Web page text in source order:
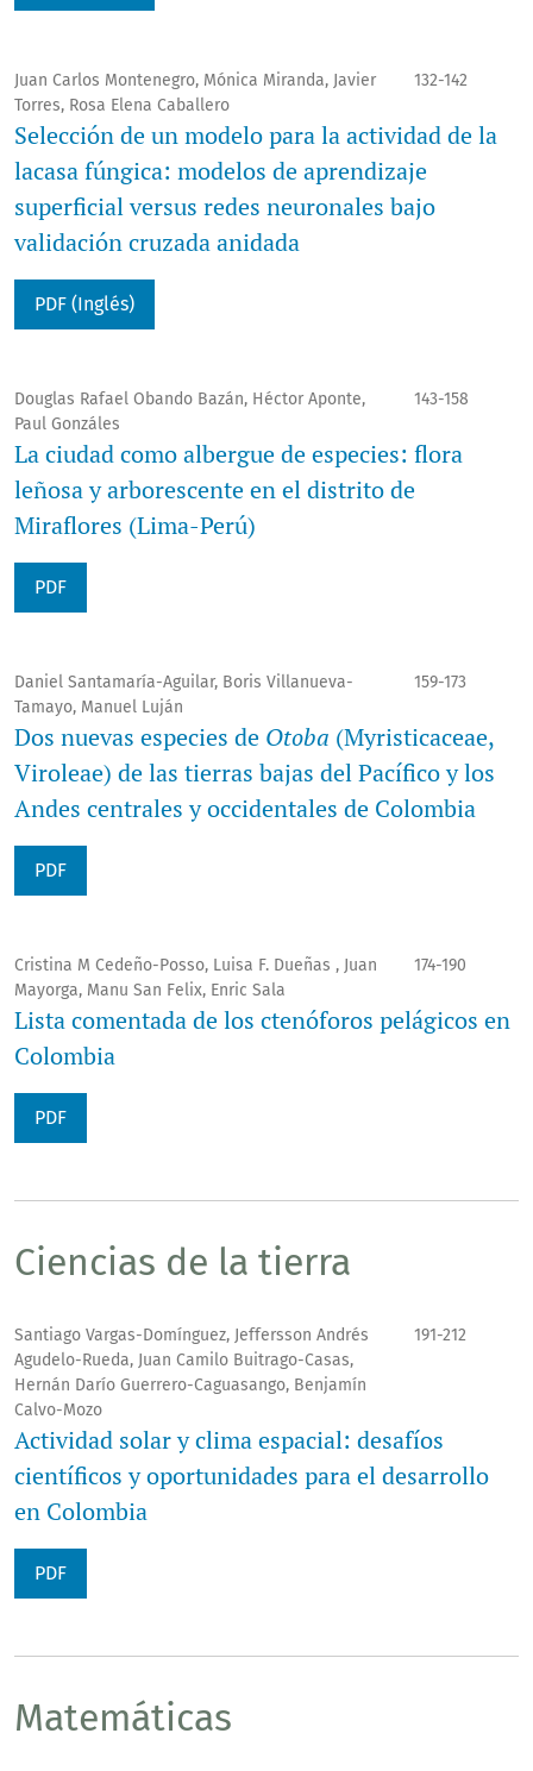
Juan Carlos Montenegro, Mónica Miranda, Javier
Torres, Rosa Elena Caballero
132-142
Selección de un modelo para la actividad de la
lacasa fúngica: modelos de aprendizaje
superficial versus redes neuronales bajo
validación cruzada anidada
PDF (Inglés)
Douglas Rafael Obando Bazán, Héctor Aponte,
Paul Gonzáles
143-158
La ciudad como albergue de especies: flora
leñosa y arborescente en el distrito de
Miraflores (Lima-Perú)
PDF
Daniel Santamaría-Aguilar, Boris Villanueva-
Tamayo, Manuel Luján
159-173
Dos nuevas especies de Otoba (Myristicaceae,
Viroleae) de las tierras bajas del Pacífico y los
Andes centrales y occidentales de Colombia
PDF
Cristina M Cedeño-Posso, Luisa F. Dueñas , Juan
Mayorga, Manu San Felix, Enric Sala
174-190
Lista comentada de los ctenóforos pelágicos en
Colombia
PDF
Ciencias de la tierra
Santiago Vargas-Domínguez, Jeffersson Andrés
Agudelo-Rueda, Juan Camilo Buitrago-Casas,
Hernán Darío Guerrero-Caguasango, Benjamín
Calvo-Mozo
191-212
Actividad solar y clima espacial: desafíos
científicos y oportunidades para el desarrollo
en Colombia
PDF
Matemáticas